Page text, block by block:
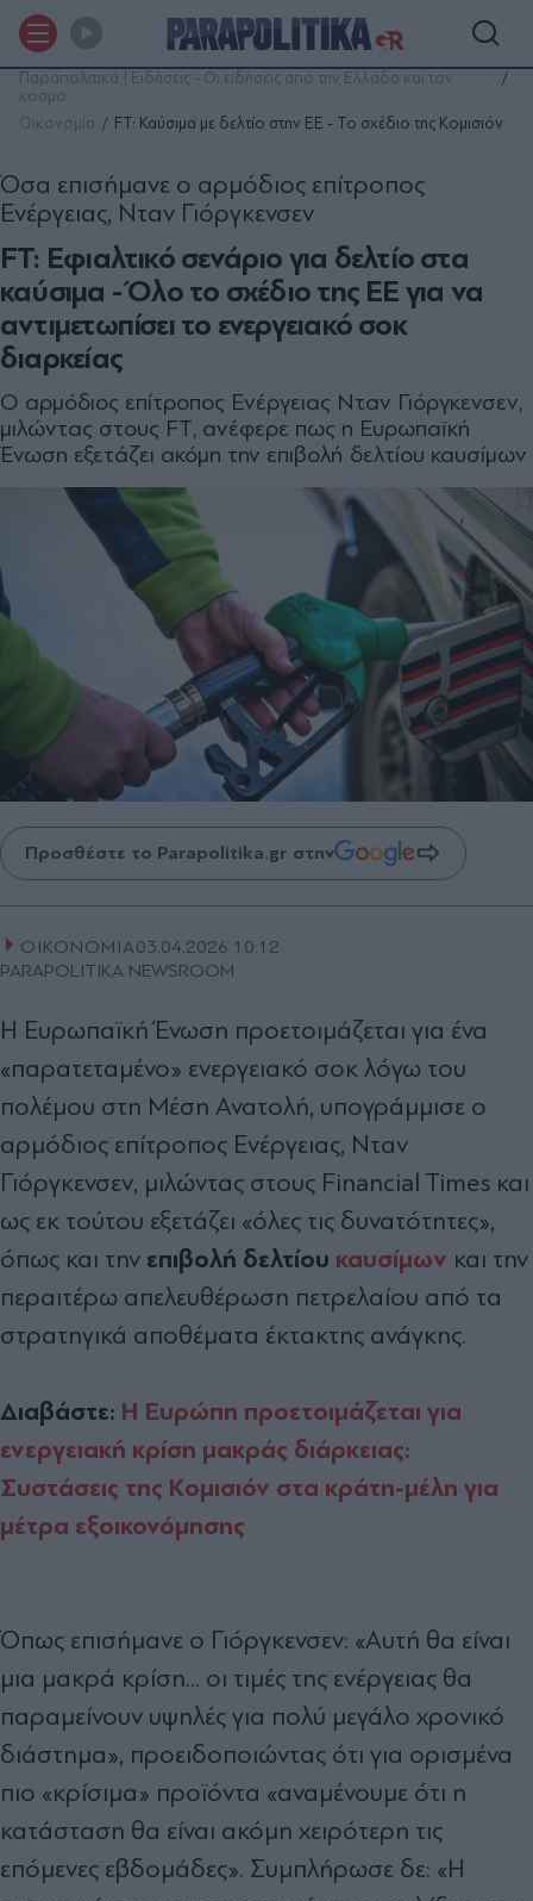
Παραπολιτικά | Ειδήσεις - Οι ειδήσεις από την Ελλάδα και τον
κόσμο
Οικονομία
FT: Καύσιμα με δελτίο στην ΕΕ - Το σχέδιο της Κομισιόν
FT: Εφιαλτικό σενάριο για δελτίο στα
καύσιμα - Όλο το σχέδιο της ΕΕ για να
αντιμετωπίσει το ενεργειακό σοκ
διαρκείας
Όσα επισήμανε ο αρμόδιος επίτροπος
Ενέργειας, Νταν Γιόργκενσεν
O αρμόδιος επίτροπος Ενέργειας Νταν Γιόργκενσεν,
μιλώντας στους FT, ανέφερε πως η Ευρωπαϊκή
Ένωση εξετάζει ακόμη την επιβολή δελτίου καυσίμων
Προσθέστε το Parapolitika.gr στην
ΟΙΚΟΝΟΜΙΑ03.04.2026 10:12
PARAPOLITIKA NEWSROOM
Η Ευρωπαϊκή Ένωση προετοιμάζεται για ένα
«παρατεταμένο» ενεργειακό σοκ λόγω του
πολέμου στη Μέση Ανατολή, υπογράμμισε ο
αρμόδιος επίτροπος Ενέργειας, Νταν
Γιόργκενσεν, μιλώντας στους Financial Times και
ως εκ τούτου εξετάζει «όλες τις δυνατότητες»,
όπως και την επιβολή δελτίου καυσίμων και την
περαιτέρω απελευθέρωση πετρελαίου από τα
στρατηγικά αποθέματα έκτακτης ανάγκης.
Διαβάστε: H Eυρώπη προετοιμάζεται για
ενεργειακή κρίση μακράς διάρκειας:
Συστάσεις της Κομισιόν στα κράτη-μέλη για
μέτρα εξοικονόμησης
Όπως επισήμανε ο Γιόργκενσεν: «Αυτή θα είναι
μια μακρά κρίση... οι τιμές της ενέργειας θα
παραμείνουν υψηλές για πολύ μεγάλο χρονικό
διάστημα», προειδοποιώντας ότι για ορισμένα
πιο «κρίσιμα» προϊόντα «αναμένουμε ότι η
κατάσταση θα είναι ακόμη χειρότερη τις
επόμενες εβδομάδες». Συμπλήρωσε δε: «Η